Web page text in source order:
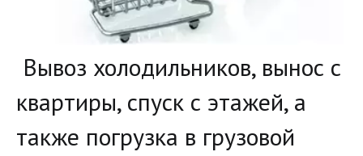
Вывоз холодильников, вынос с
квартиры, спуск с этажей, а
также погрузка в грузовой